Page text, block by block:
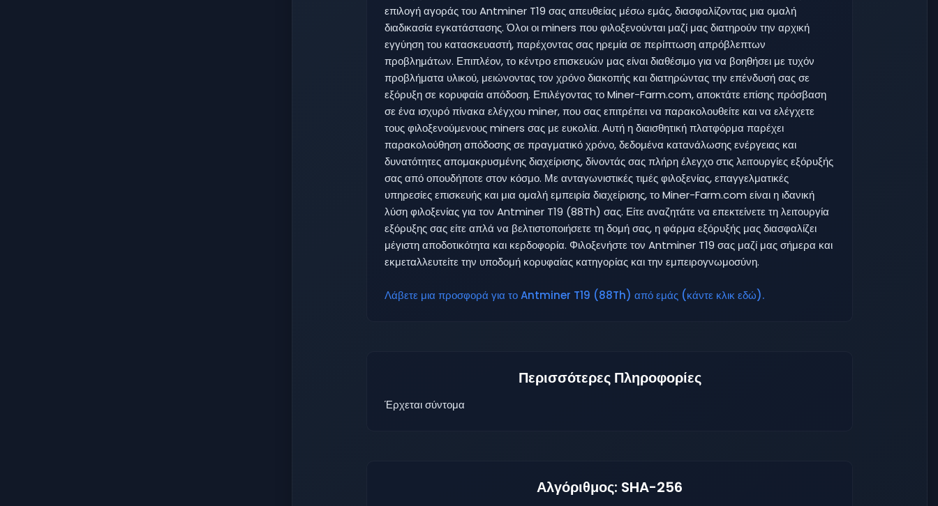
επιλογή αγοράς του Antminer T19 σας απευθείας μέσω εμάς, διασφαλίζοντας μια ομαλή
διαδικασία εγκατάστασης. Όλοι οι miners που φιλοξενούνται μαζί μας διατηρούν την αρχική
εγγύηση του κατασκευαστή, παρέχοντας σας ηρεμία σε περίπτωση απρόβλεπτων
προβλημάτων. Επιπλέον, το κέντρο επισκευών μας είναι διαθέσιμο για να βοηθήσει με τυχόν
προβλήματα υλικού, μειώνοντας τον χρόνο διακοπής και διατηρώντας την επένδυσή σας σε
εξόρυξη σε κορυφαία απόδοση. Επιλέγοντας το Miner-Farm.com, αποκτάτε επίσης πρόσβαση
σε ένα ισχυρό πίνακα ελέγχου miner, που σας επιτρέπει να παρακολουθείτε και να ελέγχετε
τους φιλοξενούμενους miners σας με ευκολία. Αυτή η διαισθητική πλατφόρμα παρέχει
παρακολούθηση απόδοσης σε πραγματικό χρόνο, δεδομένα κατανάλωσης ενέργειας και
δυνατότητες απομακρυσμένης διαχείρισης, δίνοντάς σας πλήρη έλεγχο στις λειτουργίες εξόρυξής
σας από οπουδήποτε στον κόσμο. Με ανταγωνιστικές τιμές φιλοξενίας, επαγγελματικές
υπηρεσίες επισκευής και μια ομαλή εμπειρία διαχείρισης, το Miner-Farm.com είναι η ιδανική
λύση φιλοξενίας για τον Antminer T19 (88Th) σας. Είτε αναζητάτε να επεκτείνετε τη λειτουργία
εξόρυξης σας είτε απλά να βελτιστοποιήσετε τη δομή σας, η φάρμα εξόρυξής μας διασφαλίζει
μέγιστη αποδοτικότητα και κερδοφορία. Φιλοξενήστε τον Antminer T19 σας μαζί μας σήμερα και
εκμεταλλευτείτε την υποδομή κορυφαίας κατηγορίας και την εμπειρογνωμοσύνη.
Λάβετε μια προσφορά για το Antminer T19 (88Th) από εμάς (κάντε κλικ εδώ).
Περισσότερες Πληροφορίες
Έρχεται σύντομα
Αλγόριθμος: SHA-256